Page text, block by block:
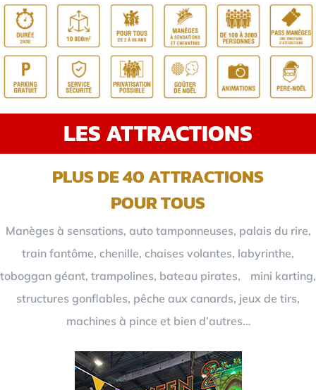
LES ATTRACTIONS
PLUS DE 40 ATTRACTIONS
POUR TOUS
Manèges à sensations, auto tamponneuses, palais du rire,
train fantôme, chenille, chaises volantes, labyrinthe,
toboggan géant, trampolines, bateau pirates, mini karting,
structures gonflables, pêche aux canards, jeux de tirs,
machines à pince et bien d’autres…